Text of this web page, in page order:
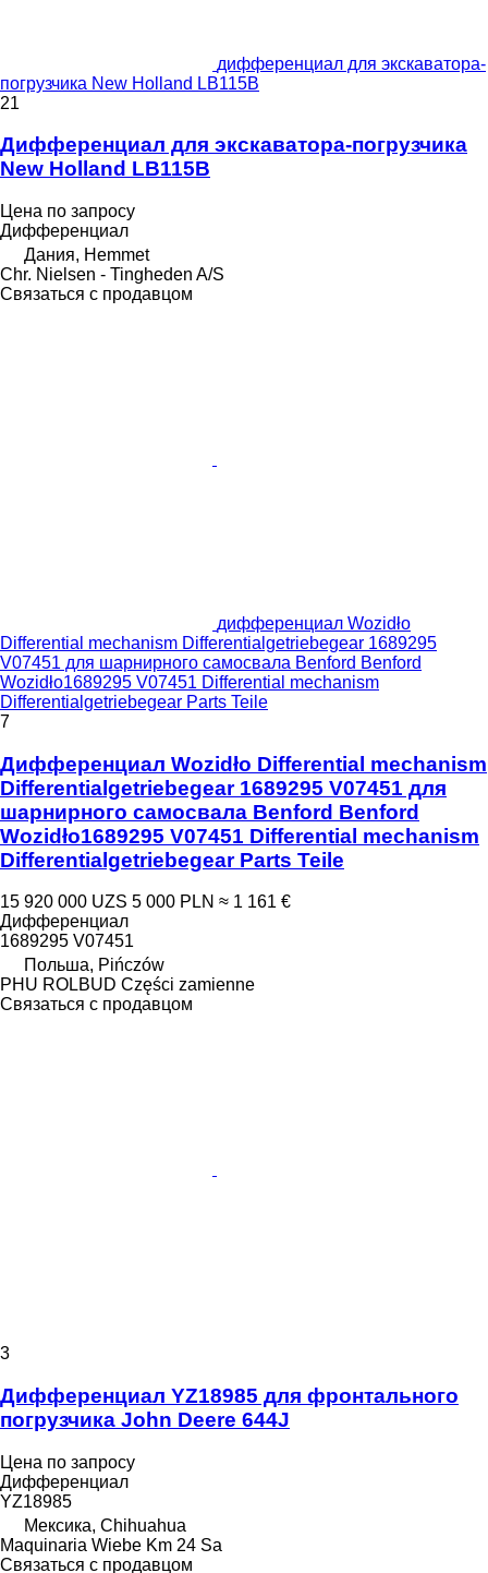
дифференциал для экскаватора-
погрузчика New Holland LB115B
21
Дифференциал для экскаватора-погрузчика
New Holland LB115B
Цена по запросу
Дифференциал
Дания, Hemmet
Chr. Nielsen - Tingheden A/S
Связаться с продавцом
дифференциал Wozidło
Differential mechanism Differentialgetriebegear 1689295
V07451 для шарнирного самосвала Benford Benford
Wozidło1689295 V07451 Differential mechanism
Differentialgetriebegear Parts Teile
7
Дифференциал Wozidło Differential mechanism
Differentialgetriebegear 1689295 V07451 для
шарнирного самосвала Benford Benford
Wozidło1689295 V07451 Differential mechanism
Differentialgetriebegear Parts Teile
15 920 000 UZS 5 000 PLN ≈ 1 161 €
Дифференциал
1689295 V07451
Польша, Pińczów
PHU ROLBUD Części zamienne
Связаться с продавцом
3
Дифференциал YZ18985 для фронтального
погрузчика John Deere 644J
Цена по запросу
Дифференциал
YZ18985
Мексика, Chihuahua
Maquinaria Wiebe Km 24 Sa
Связаться с продавцом